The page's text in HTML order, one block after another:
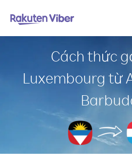
Cách thức
Luxembourg từ